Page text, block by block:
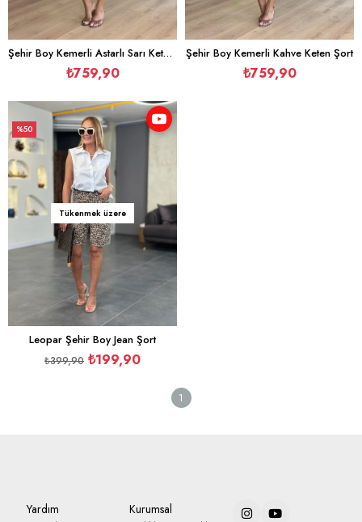
Şehir Boy Kemerli Astarlı Sarı Keten Şort
₺759,90
Şehir Boy Kemerli Kahve Keten Şort
₺759,90
Tükenmek üzere
Leopar Şehir Boy Jean Şort
₺199,90
₺399,90
%50
İndirim
%50İndirim
1
Yardım Kurumsal